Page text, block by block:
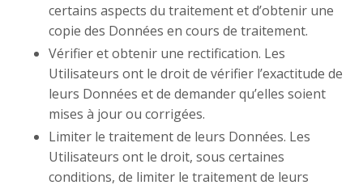
certains aspects du traitement et d’obtenir une
copie des Données en cours de traitement.
Vérifier et obtenir une rectification. Les
Utilisateurs ont le droit de vérifier l’exactitude de
leurs Données et de demander qu’elles soient
mises à jour ou corrigées.
Limiter le traitement de leurs Données. Les
Utilisateurs ont le droit, sous certaines
conditions, de limiter le traitement de leurs